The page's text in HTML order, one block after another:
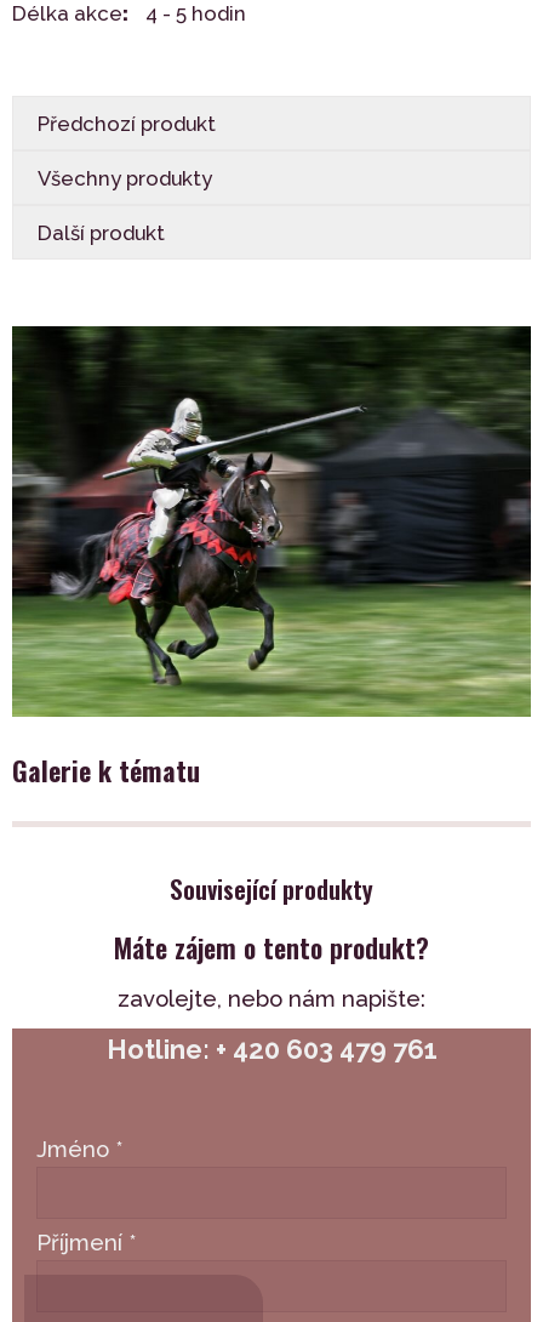
Galerie k tématu
Délka akce
4 - 5 hodin
Předchozí produkt
Všechny produkty
Další produkt
Související produkty
Máte zájem o tento produkt?
zavolejte, nebo nám napište:
Hotline: + 420 603 479 761
Jméno *
Příjmení *